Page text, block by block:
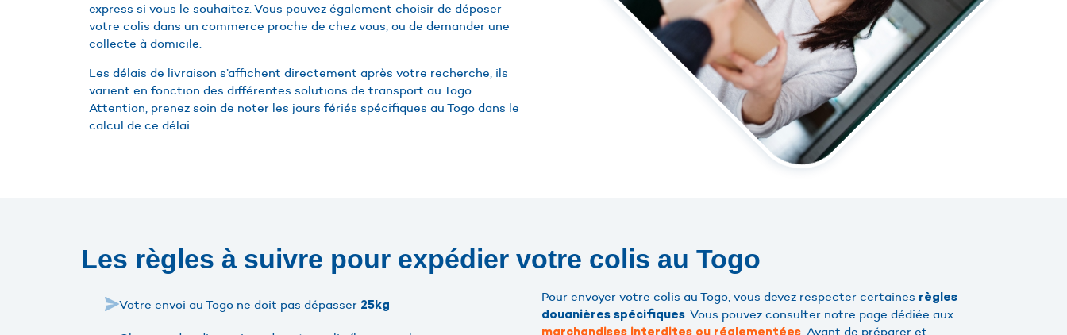
express si vous le souhaitez. Vous pouvez également choisir de déposer
votre colis dans un commerce proche de chez vous, ou de demander une
collecte à domicile.
Les délais de livraison s’affichent directement après votre recherche, ils
varient en fonction des différentes solutions de transport au Togo.
Attention, prenez soin de noter les jours fériés spécifiques au Togo dans le
calcul de ce délai.
Les règles à suivre pour expédier votre colis au Togo
Votre envoi au Togo ne doit pas dépasser 25kg
Pour envoyer votre colis au Togo, vous devez respecter certaines règles
douanières spécifiques. Vous pouvez consulter notre page dédiée aux
marchandises interdites ou réglementées. Avant de préparer et